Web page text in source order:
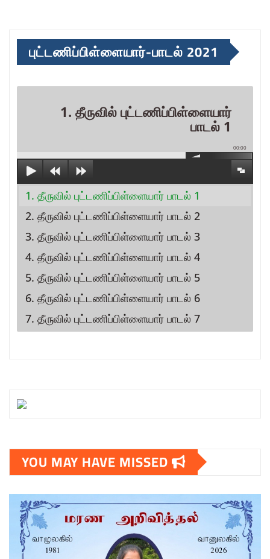
புட்டணிப்பிள்ளையார்-பாடல் 2021
1. தீருவில் புட்டணிப்பிள்ளையார்
பாடல் 1
00:00
1. தீருவில் புட்டணிப்பிள்ளையார் பாடல் 1
2. தீருவில் புட்டணிப்பிள்ளையார் பாடல் 2
3. தீருவில் புட்டணிப்பிள்ளையார் பாடல் 3
4. தீருவில் புட்டணிப்பிள்ளையார் பாடல் 4
5. தீருவில் புட்டணிப்பிள்ளையார் பாடல் 5
6. தீருவில் புட்டணிப்பிள்ளையார் பாடல் 6
7. தீருவில் புட்டணிப்பிள்ளையார் பாடல் 7
YOU MAY HAVE MISSED